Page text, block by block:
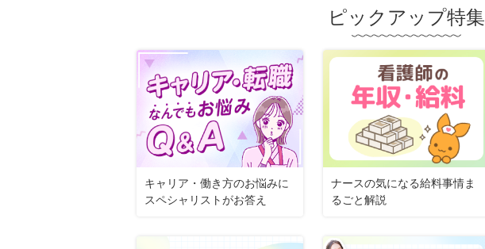
ピックアップ特集
キャリア・働き方のお悩みに
スペシャリストがお答え
ナースの気になる給料事情ま
るごと解説